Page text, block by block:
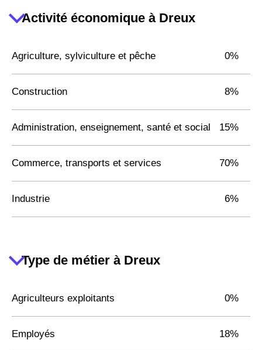
Activité économique à Dreux
Agriculture, sylviculture et pêche 0%
Construction 8%
Administration, enseignement, santé et social 15%
Commerce, transports et services 70%
Industrie 6%
Type de métier à Dreux
Agriculteurs exploitants 0%
Employés 18%